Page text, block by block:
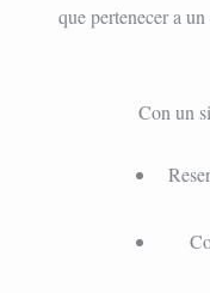
que pertenecer a
Con un